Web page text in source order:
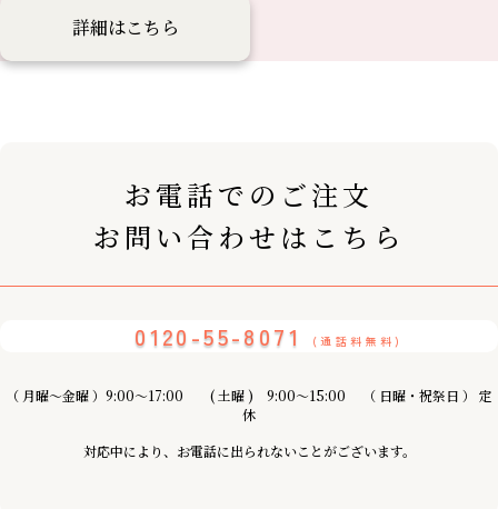
詳細はこちら
お電話でのご注文
お問い合わせはこちら
0120-55-8071 (通話料無料)
（ 月曜〜金曜 ）9:00～17:00 ( 土曜 ) 9:00〜15:00 （ 日曜・祝祭日 ） 定
休
対応中により、お電話に出られないことがございます。